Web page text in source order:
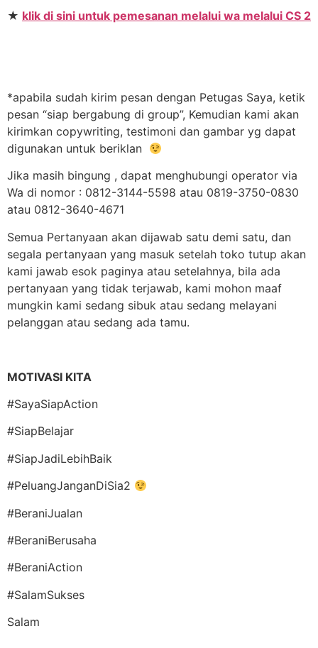
★ klik di sini untuk pemesanan melalui wa melalui CS 2
*apabila sudah kirim pesan dengan Petugas Saya, ketik
pesan “siap bergabung di group”, Kemudian kami akan
kirimkan copywriting, testimoni dan gambar yg dapat
digunakan untuk beriklan
Jika masih bingung , dapat menghubungi operator via
Wa di nomor : 0812-3144-5598 atau 0819-3750-0830
atau 0812-3640-4671
Semua Pertanyaan akan dijawab satu demi satu, dan
segala pertanyaan yang masuk setelah toko tutup akan
kami jawab esok paginya atau setelahnya, bila ada
pertanyaan yang tidak terjawab, kami mohon maaf
mungkin kami sedang sibuk atau sedang melayani
pelanggan atau sedang ada tamu.
MOTIVASI KITA
#SayaSiapAction
#SiapBelajar
#SiapJadiLebihBaik
#PeluangJanganDiSia2
#BeraniJualan
#BeraniBerusaha
#BeraniAction
#SalamSukses
Salam